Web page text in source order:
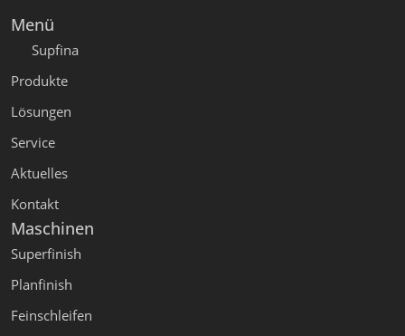
Menü
Supfina
Produkte
Lösungen
Service
Aktuelles
Kontakt
Maschinen
Superfinish
Planfinish
Feinschleifen